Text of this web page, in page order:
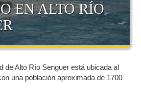
EN ALTO RÍO
de Alto Río Senguer está ubicada al
una población aproximada de 1700